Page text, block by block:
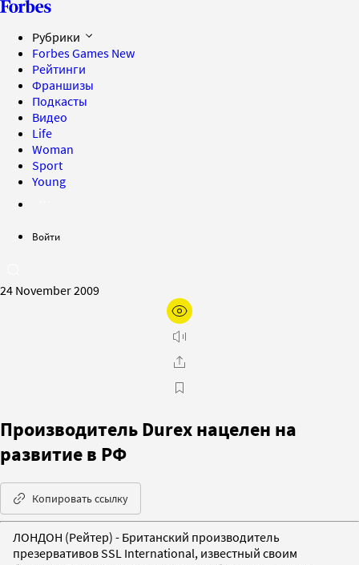
Рубрики
Forbes Games New
Рейтинги
Франшизы
Подкасты
Видео
Life
Woman
Sport
Young
Войти
24 November 2009
Производитель Durex нацелен на
развитие в РФ
Копировать ссылку
ЛОНДОН (Рейтер) - Британский производитель
презервативов SSL International, известный своим